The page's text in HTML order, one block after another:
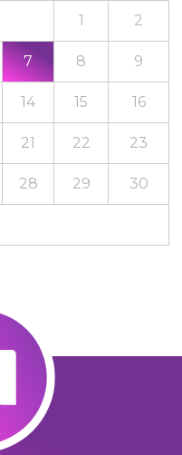
1 2
7 8 9
14 15 16
21 22 23
28 29 30